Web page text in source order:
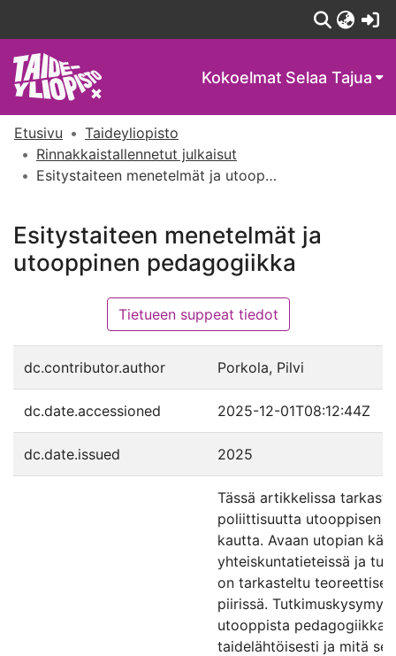
Kokoelmat Selaa Tajua
Etusivu
Taideyliopisto
Rinnakkaistallennetut julkaisut
Esitystaiteen menetelmät ja utooppinen pedagogiikka
Esitystaiteen menetelmät ja
utooppinen pedagogiikka
Tietueen suppeat tiedot
dc.contributor.author Porkola, Pilvi
dc.date.accessioned 2025-12-01T08:12:44Z
dc.date.issued 2025
Tässä artikkelissa
poliittisuutta utooppisen
kautta. Avaan utopian
yhteiskuntatieteissä ja
on tarkasteltu
piirissä.
utooppista
taidelähtöisesti ja mitä se